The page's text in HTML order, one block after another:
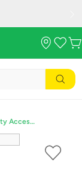
Fábrica Hello Kitty Accesorios Diamantes Mi Alegría Kit Creativo